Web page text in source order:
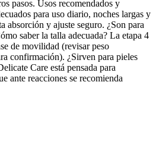
pasos. Usos recomendados y
para uso diario, noches largas y
absorción y ajuste seguro. ¿Son para
saber la talla adecuada? La etapa 4
de movilidad (revisar peso
confirmación). ¿Sirven para pieles
Care está pensada para
ante reacciones se recomienda